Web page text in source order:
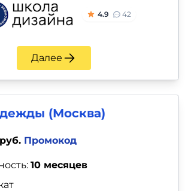
4.9 42
Далее
(Москва)
Промокод
10 месяцев